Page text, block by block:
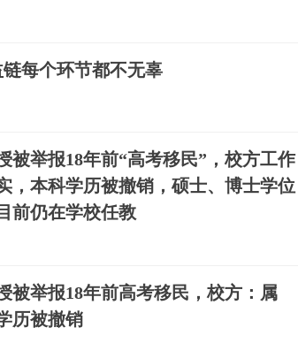
每个环节都不无辜
被举报18年前“高考移民”，校方工作
，本科学历被撤销，硕士、博士学位
前仍在学校任教
被举报18年前高考移民，校方：属
历被撤销